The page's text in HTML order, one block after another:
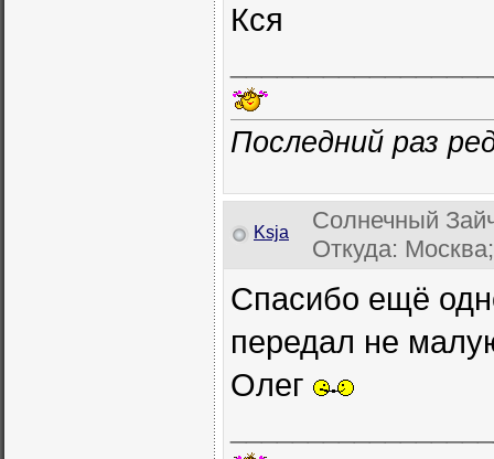
Кся
Последний раз
Ksja
Солнечный
Откуда:
Спасибо ещё
передал не
Олег